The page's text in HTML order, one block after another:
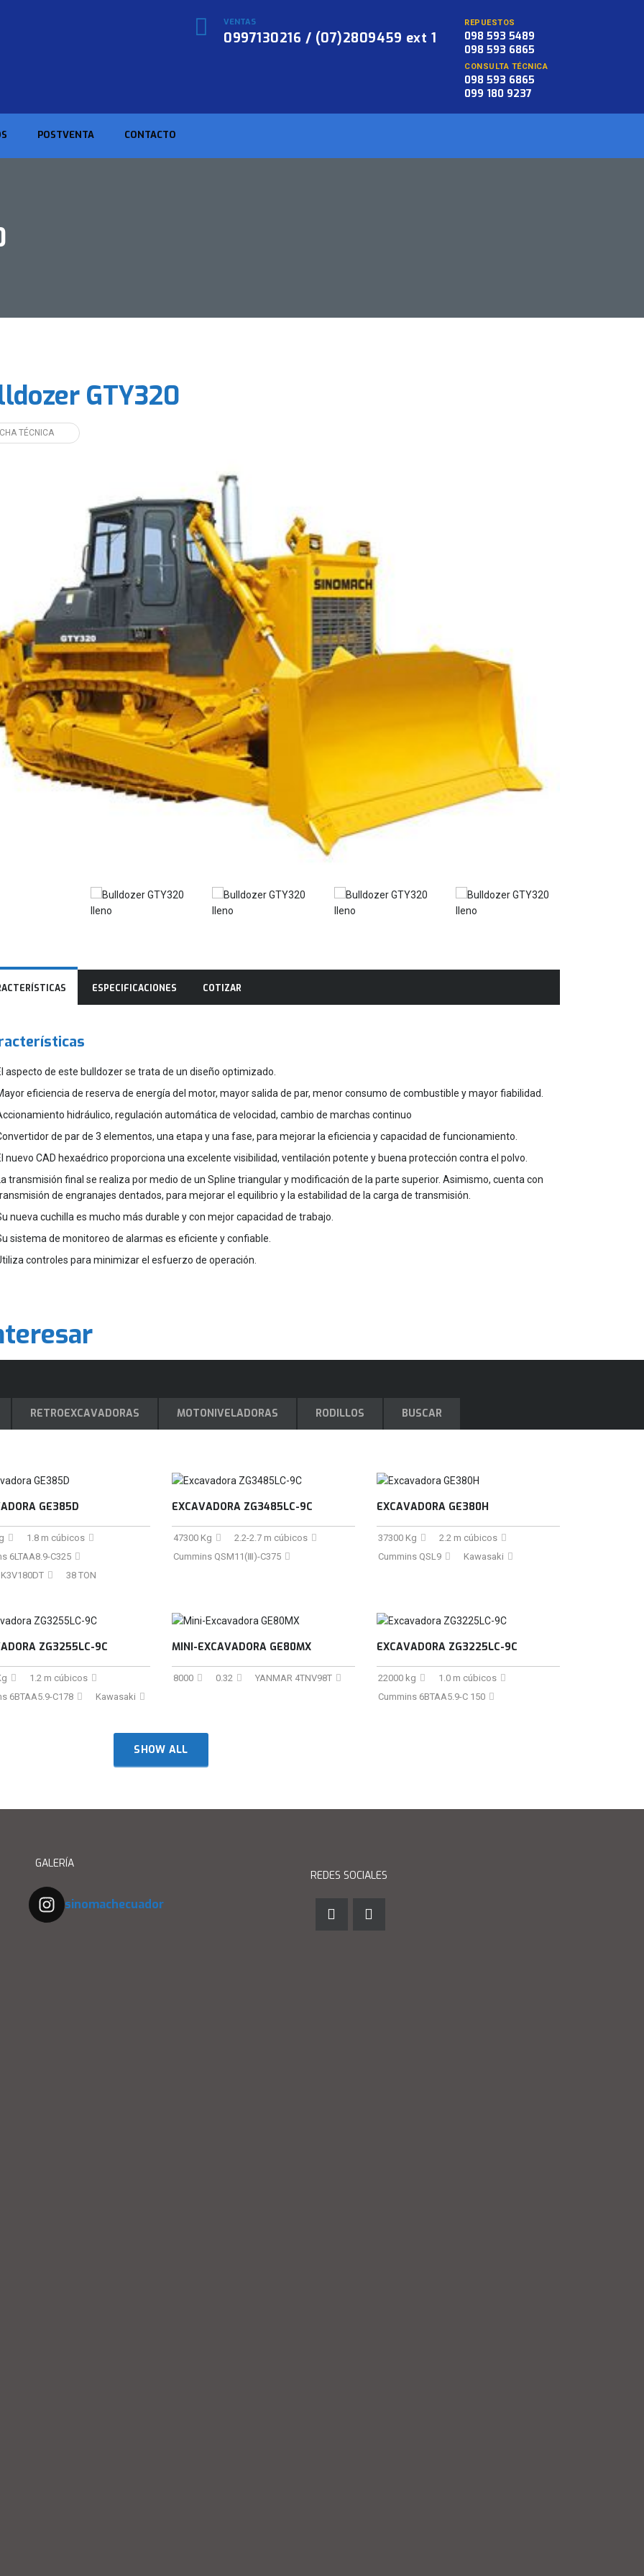
REPUESTOS
098 593 5489
098 593 6865
CONSULTA TÉCNICA
098 593 6865
099 180 9237
VENTAS
0997130216 / (07)2809459 ext 1
POSTVENTA CONTACTO
GTY320
TÉCNICA
ESPECIFICACIONES COTIZAR
aspecto de este bulldozer se trata de un diseño optimizado.
eficiencia de reserva de energía del motor, mayor salida de par, menor consumo de combustible y mayor fiabilidad.
hidráulico, regulación automática de velocidad, cambio de marchas continuo
de par de 3 elementos, una etapa y una fase, para mejorar la eficiencia y capacidad de funcionamiento.
nuevo CAD hexaédrico proporciona una excelente visibilidad, ventilación potente y buena protección contra el polvo.
transmisión final se realiza por medio de un Spline triangular y modificación de la parte superior. Asimismo, cuenta con
de engranajes dentados, para mejorar el equilibrio y la estabilidad de la carga de transmisión.
nueva cuchilla es mucho más durable y con mejor capacidad de trabajo.
sistema de monitoreo de alarmas es eficiente y confiable.
controles para minimizar el esfuerzo de operación.
RETROEXCAVADORAS MOTONIVELADORAS RODILLOS BUSCAR
GE385D
1.8 m cúbicos
6LTAA8.9-C325
38 TON
EXCAVADORA ZG3485LC-9C
47300 Kg
2.2-2.7 m cúbicos
Cummins QSM11(Ⅲ)-C375
EXCAVADORA GE380H
37300 Kg
2.2 m cúbicos
Cummins QSL9
Kawasaki
ZG3255LC-9C
1.2 m cúbicos
6BTAA5.9-C178
Kawasaki
MINI-EXCAVADORA GE80MX
8000 0.32 YANMAR 4TNV98T
EXCAVADORA ZG3225LC-9C
22000 kg
1.0 m cúbicos
Cummins 6BTAA5.9-C 150
SHOW ALL
GALERÍA
sinomachecuador
REDES SOCIALES